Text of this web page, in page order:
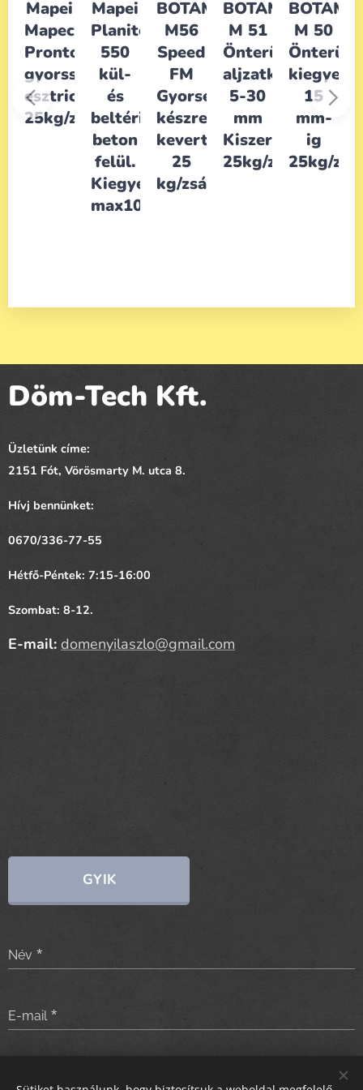
Mapei
Mapecem
Pronto
gyorsszáradású
esztrich
25kg/zs
Mapei
Planitop
550
kül-
és
beltéri
beton
felül.
Kiegyenlítésére
max10mm
BOTAMENT
M56
Speed
FM
Gyorsesztrich-
készre
kevert
25
kg/zsák.
BOTAMENT
M 51
Önterülő
aljzatkiegyenlítő
5-30
mm
Kiszerelés
25kg/zsák
M 50
Önterülő
15
mm-
ig
25kg/zs.
Döm-Tech Kft.
Üzletünk címe:
2151 Fót, Vörösmarty M. utca 8.
Hívj bennünket:
0670/336-77-55
Hétfő-Péntek: 7:15-16:00
Szombat: 8-12.
E-mail: domenyilaszlo@gmail.com
GYIK
Név
E-mail